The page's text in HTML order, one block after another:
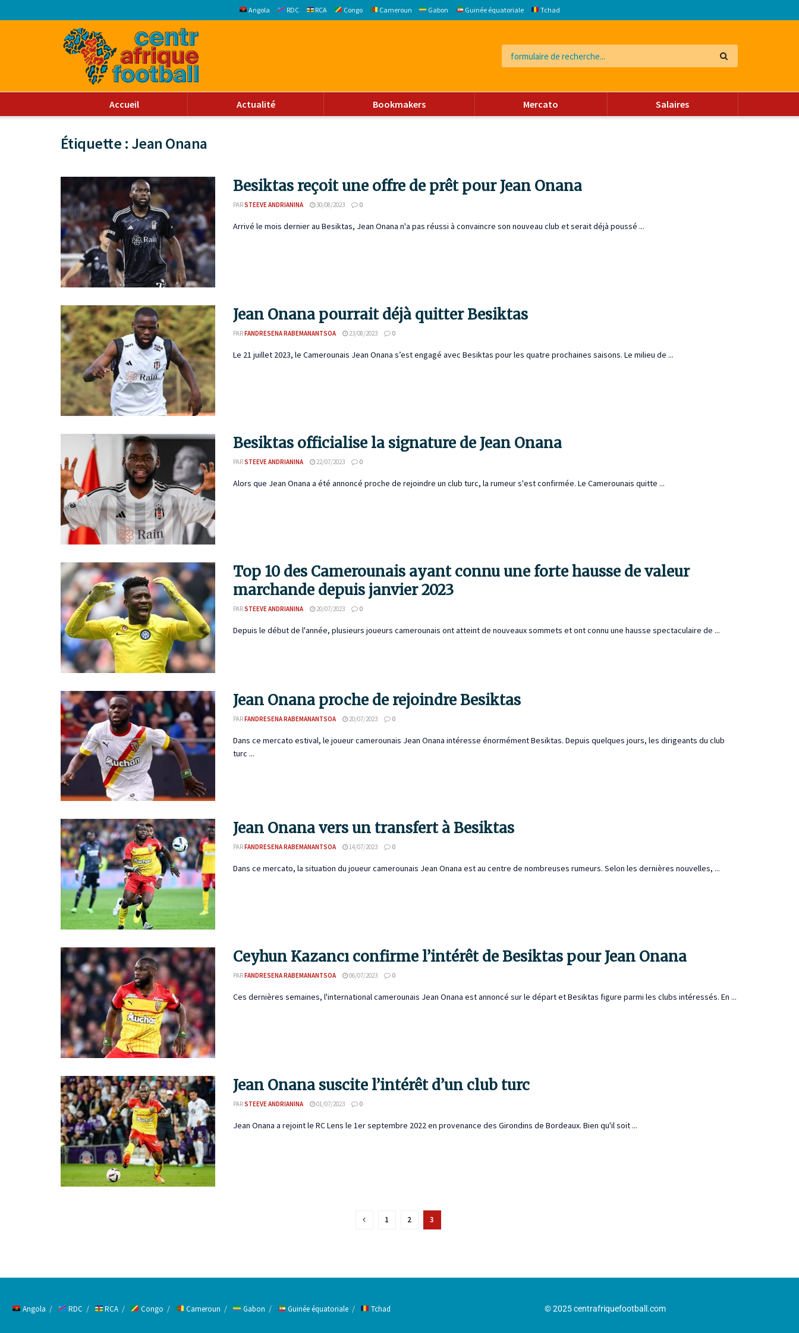
Angola RDC RCA Congo Cameroun Gabon Guinée équatoriale Tchad
Accueil Actualité Bookmakers Mercato Salaires
Étiquette : Jean Onana
Besiktas reçoit une offre de prêt pour Jean Onana
PARSTEEVE ANDRIANINA 30/08/2023 0
Arrivé le mois dernier au Besiktas, Jean Onana n'a pas réussi à convaincre son nouveau club et serait déjà poussé ...
Jean Onana pourrait déjà quitter Besiktas
PARFANDRESENA RABEMANANTSOA 23/08/2023 0
Le 21 juillet 2023, le Camerounais Jean Onana s’est engagé avec Besiktas pour les quatre prochaines saisons. Le milieu de ...
Besiktas officialise la signature de Jean Onana
PARSTEEVE ANDRIANINA 22/07/2023 0
Alors que Jean Onana a été annoncé proche de rejoindre un club turc, la rumeur s'est confirmée. Le Camerounais quitte ...
Top 10 des Camerounais ayant connu une forte hausse de valeur
marchande depuis janvier 2023
PARSTEEVE ANDRIANINA 20/07/2023 0
Depuis le début de l'année, plusieurs joueurs camerounais ont atteint de nouveaux sommets et ont connu une hausse spectaculaire de ...
Jean Onana proche de rejoindre Besiktas
PARFANDRESENA RABEMANANTSOA 20/07/2023 0
Dans ce mercato estival, le joueur camerounais Jean Onana intéresse énormément Besiktas. Depuis quelques jours, les dirigeants du club
turc ...
Jean Onana vers un transfert à Besiktas
PARFANDRESENA RABEMANANTSOA 14/07/2023 0
Dans ce mercato, la situation du joueur camerounais Jean Onana est au centre de nombreuses rumeurs. Selon les dernières nouvelles, ...
Ceyhun Kazancı confirme l’intérêt de Besiktas pour Jean Onana
PARFANDRESENA RABEMANANTSOA 06/07/2023 0
Ces dernières semaines, l'international camerounais Jean Onana est annoncé sur le départ et Besiktas figure parmi les clubs intéressés. En ...
Jean Onana suscite l’intérêt d’un club turc
PARSTEEVE ANDRIANINA 01/07/2023 0
Jean Onana a rejoint le RC Lens le 1er septembre 2022 en provenance des Girondins de Bordeaux. Bien qu'il soit ...
1 2 3
Angola RDC RCA Congo Cameroun Gabon Guinée équatoriale Tchad © 2025 centrafriquefootball.com